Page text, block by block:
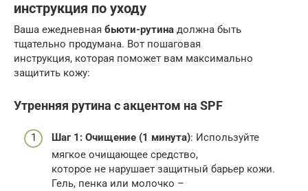
инструкция по уходу
Ваша ежедневная бьюти-рутина должна быть
тщательно продумана. Вот пошаговая
инструкция, которая поможет вам максимально
защитить кожу:
Утренняя рутина с акцентом на SPF
Шаг 1: Очищение (1 минута): Используйте
мягкое очищающее средство,
которое не нарушает защитный барьер кожи.
Гель, пенка или молочко –